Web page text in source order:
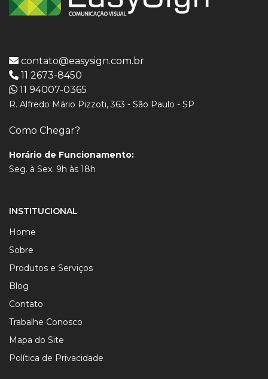
contato@easysign.com.br
11 2673-8450
11 94007-0365
R. Alfredo Mário Pizzoti, 363 - São Paulo - SP
Como Chegar?
Horário de Funcionamento:
Seg. à Sex. 9h às 18h
INSTITUCIONAL
Home
Sobre
Produtos e Serviços
Blog
Contato
Trabalhe Conosco
Mapa do Site
Política de Privacidade